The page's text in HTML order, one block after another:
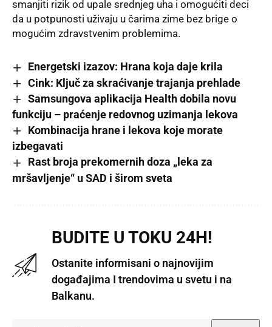
smanjiti rizik od upale srednjeg uha i omogućiti deci
da u potpunosti uživaju u čarima zime bez brige o
mogućim zdravstvenim problemima.
Energetski izazov: Hrana koja daje krila
Cink: Ključ za skraćivanje trajanja prehlade
Samsungova aplikacija Health dobila novu
funkciju – praćenje redovnog uzimanja lekova
Kombinacija hrane i lekova koje morate
izbegavati
Rast broja prekomernih doza „leka za
mršavljenje“ u SAD i širom sveta
BUDITE U TOKU 24H!
Ostanite informisani o najnovijim
događajima I trendovima u svetu i na
Balkanu.